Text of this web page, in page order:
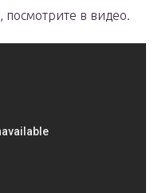
, посмотрите в видео.